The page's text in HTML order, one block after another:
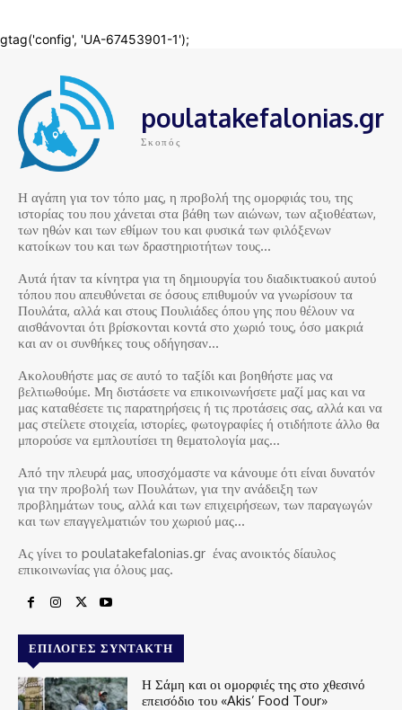
poulatakefalonias.gr
Σκοπός
Η αγάπη για τον τόπο μας, η προβολή της ομορφιάς του, της
ιστορίας του που χάνεται στα βάθη των αιώνων, των αξιοθέατων,
των ηθών και των εθίμων του και φυσικά των φιλόξενων
κατοίκων του και των δραστηριοτήτων τους…
Αυτά ήταν τα κίνητρα για τη δημιουργία του διαδικτυακού αυτού
τόπου που απευθύνεται σε όσους επιθυμούν να γνωρίσουν τα
Πουλάτα, αλλά και στους Πουλιάδες όπου γης που θέλουν να
αισθάνονται ότι βρίσκονται κοντά στο χωριό τους, όσο μακριά
και αν οι συνθήκες τους οδήγησαν…
Ακολουθήστε μας σε αυτό το ταξίδι και βοηθήστε μας να
βελτιωθούμε. Μη διστάσετε να επικοινωνήσετε μαζί μας και να
μας καταθέσετε τις παρατηρήσεις ή τις προτάσεις σας, αλλά και να
μας στείλετε στοιχεία, ιστορίες, φωτογραφίες ή οτιδήποτε άλλο θα
μπορούσε να εμπλουτίσει τη θεματολογία μας…
Από την πλευρά μας, υποσχόμαστε να κάνουμε ότι είναι δυνατόν
για την προβολή των Πουλάτων, για την ανάδειξη των
προβλημάτων τους, αλλά και των επιχειρήσεων, των παραγωγών
και των επαγγελματιών του χωριού μας…
Ας γίνει το poulatakefalonias.gr ένας ανοικτός δίαυλος
επικοινωνίας για όλους μας.
ΕΠΙΛΟΓΈΣ ΣΥΝΤΆΚΤΗ
Η Σάμη και οι ομορφιές της στο χθεσινό
επεισόδιο του «Akis’ Food Tour»